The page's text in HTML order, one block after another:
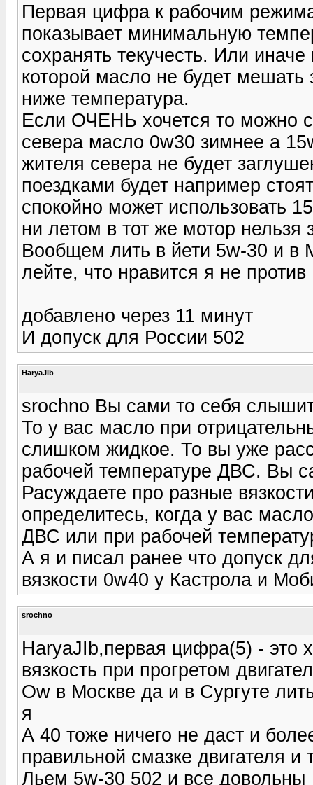
Первая цифра к рабочим
показывает минимальную
сохранять текучесть. Или
которой масло не будет
ниже температура.
Если ОЧЕНЬ хочется то можно
севера масло 0w30 зимнее а
жителя севера не будет
поездками будет например
спокойно может использовать
ни летом в тот же мотор нельзя
Вообщем лить в йети 5w-30 и в
лейте, что нравится я не против
добавлено через 11 минут
И допуск для России 502
HaryaJIb
srochno Вы сами то себя
То у вас масло при
слишком жидкое. То вы уже
рабочей температуре ДВС. Вы
Расуждаете про разные
определитесь, когда у вас
ДВС или при рабочей
А я и писал ранее что допуск
вязкости 0w40 у Кастрола и
srochno
HaryaJIb,первая цифра(5) - это
вязкость при прогретом
Ow в Москве да и в Сургуте
я
А 40 тоже ничего не даст и
правильной смазке двигателя и
Льем 5w-30 502 и все довольны